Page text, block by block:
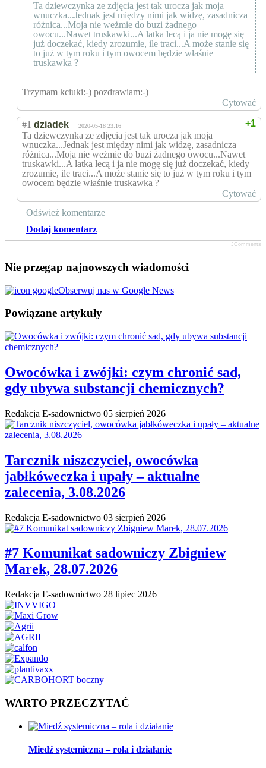
Ta dziewczynka ze zdjęcia jest tak urocza jak moja
wnuczka...Jednak jest między nimi jak widzę, zasadnicza
różnica...Moja nie weżmie do buzi żadnego
owocu...Nawet truskawki...A latka lecą i ja nie mogę się
już doczekać, kiedy zrozumie, ile traci...A może stanie się
to już w tym roku i tym owocem będzie właśnie
truskawka ?
Trzymam kciuki:-) pozdrawiam:-)
Cytować
+1
#1 dziadek 2020-05-18 23:16
Ta dziewczynka ze zdjęcia jest tak urocza jak moja
wnuczka...Jednak jest między nimi jak widzę, zasadnicza
różnica...Moja nie weżmie do buzi żadnego owocu...Nawet
truskawki...A latka lecą i ja nie mogę się już doczekać, kiedy
zrozumie, ile traci...A może stanie się to już w tym roku i tym
owocem będzie właśnie truskawka ?
Cytować
Odśwież komentarze
Dodaj komentarz
JComments
Nie przegap najnowszych wiadomości
Obserwuj nas w Google News
Powiązane artykuły
Owocówka i zwójki: czym chronić sad,
gdy ubywa substancji chemicznych?
Redakcja E-sadownictwo 05 sierpień 2026
Tarcznik niszczyciel, owocówka
jabłkóweczka i upały – aktualne
zalecenia, 3.08.2026
Redakcja E-sadownictwo 03 sierpień 2026
#7 Komunikat sadowniczy Zbigniew
Marek, 28.07.2026
Redakcja E-sadownictwo 28 lipiec 2026
WARTO PRZECZYTAĆ
Miedź systemiczna – rola i działanie